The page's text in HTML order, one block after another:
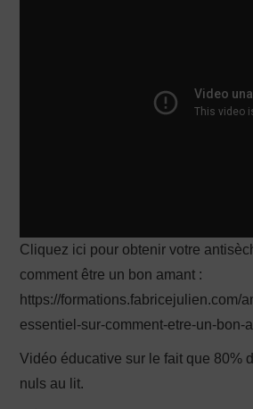
Cliquez ici pour obtenir votre
comment être un bon amant :
https://formations.fabricejulien.com/
essentiel-sur-comment-etre-un-bon-
Vidéo éducative sur le fait que 80%
nuls au lit.